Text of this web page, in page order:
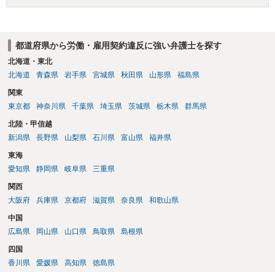
都道府県から労働・雇用契約違反に強い弁護士を探す
北海道・東北
北海道
青森県 岩手県 宮城県 秋田県 山形県 福島県
関東
東京都
神奈川県 千葉県 埼玉県 茨城県 栃木県 群馬県
北陸・甲信越
新潟県
長野県 山梨県 石川県 富山県 福井県
東海
愛知県
静岡県 岐阜県 三重県
関西
大阪府
兵庫県 京都府 滋賀県 奈良県 和歌山県
中国
広島県
岡山県 山口県 鳥取県 島根県
四国
香川県
愛媛県 高知県 徳島県